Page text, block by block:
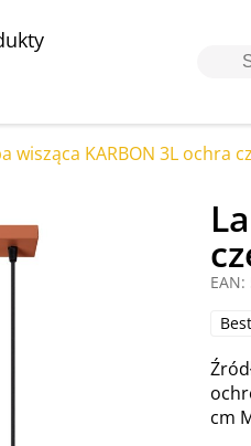
wisząca KARBON 3L ochra
cm